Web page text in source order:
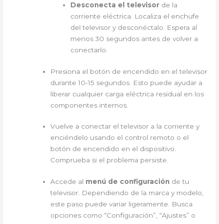
Desconecta el televisor de la
corriente eléctrica. Localiza el enchufe
del televisor y desconéctalo. Espera al
menos 30 segundos antes de volver a
conectarlo.
Presiona el botón de encendido en el televisor
durante 10-15 segundos. Esto puede ayudar a
liberar cualquier carga eléctrica residual en los
componentes internos.
Vuelve a conectar el televisor a la corriente y
enciéndelo usando el control remoto o el
botón de encendido en el dispositivo.
Comprueba si el problema persiste.
Accede al menú de configuración de tu
televisor. Dependiendo de la marca y modelo,
este paso puede variar ligeramente. Busca
opciones como “Configuración”, “Ajustes” o